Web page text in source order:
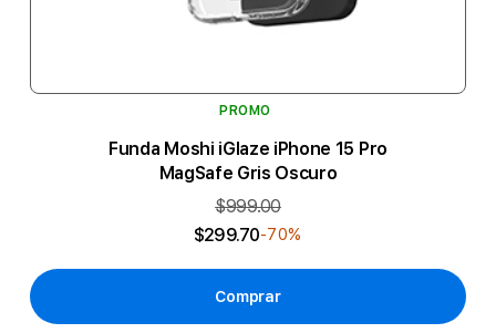
PROMO
Funda Moshi iGlaze iPhone 15 Pro
MagSafe Gris Oscuro
$999.00
$299.70-70%
Comprar